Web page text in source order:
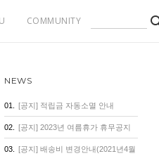
COMMUNITY
NEWS
01. [공지] 적립금 자동소멸 안내
02. [공지] 2023년 여름휴가 휴무공지
03. [공지] 배송비 변경안내(2021년4월
커버핏 플리츠 원피스
순간 서늘한 냉감이 느껴져요!! 압/도/적/군/
군살이 몰려 있는 체형도 OK~! 하체에 군
든 체형을 슬림하게 커버해 드릴께요! 옵션